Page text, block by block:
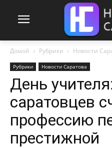
Домой Рубрики Новости
Рубрики Новости Саратова
День
саратовцев
профессию
престижной